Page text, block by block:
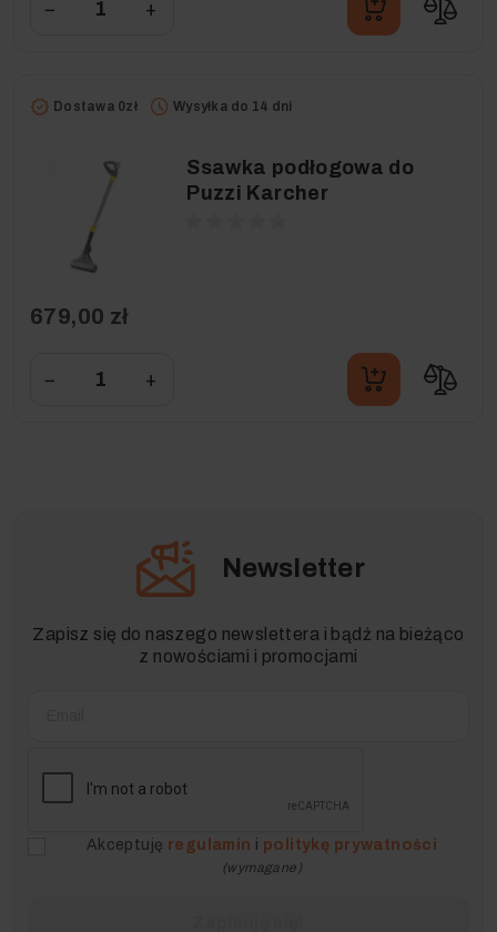
− +
Dostawa 0zł Wysyłka do 14 dni
Ssawka podłogowa do
Puzzi Karcher
679,00 zł
− +
Newsletter
Zapisz się do naszego newslettera i bądź na bieżąco
z nowościami i promocjami
Akceptuję regulamin i politykę prywatności
(wymagane)